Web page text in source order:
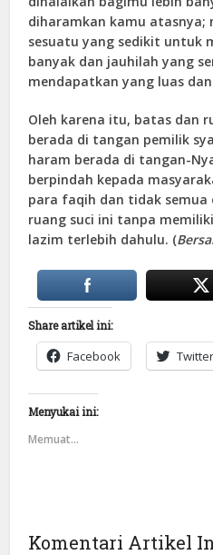
diharamkan kamu atasnya;
sesuatu yang sedikit untuk
banyak dan jauhilah yang
mendapatkan yang luas
Oleh karena itu, batas dan
berada di tangan pemilik
haram berada di tangan-
berpindah kepada
para faqih dan tidak semua
ruang suci ini tanpa
lazim terlebih dahulu. (
Share artikel ini:
Facebook Twitter
Menyukai ini:
Memuat...
Komentari Artikel